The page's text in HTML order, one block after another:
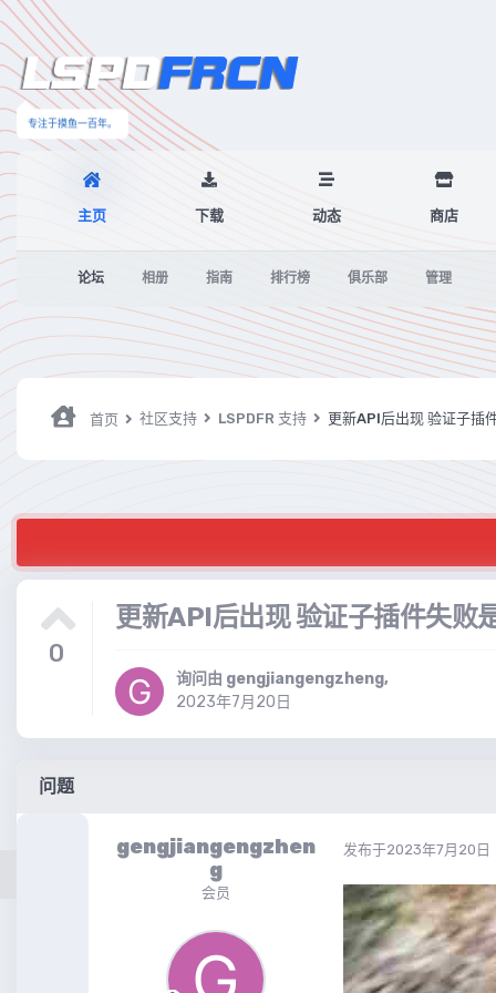
专注于摸鱼一百年。
主页
论坛 相册 指南 排行榜 俱乐部 管理
下载 动态 商店
首页 社区支持 LSPDFR 支持 更新API后出现 验证子插
0
更新API后出现 验证子插件失败
询问由 gengjiangengzheng,
2023年7月20日
问题
gengjiangengzhen
g
会员
发布于2023年7月20日